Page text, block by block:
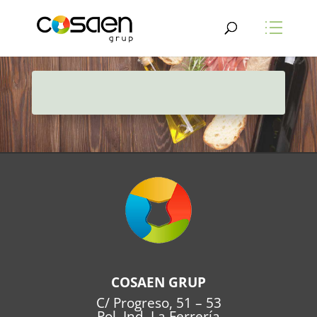
COSAEN GRUP
C/ Progreso, 51 – 53